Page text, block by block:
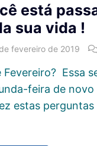
está
sua vida !
fevereiro de 2019
Fevereiro? Essa
feira de
estas